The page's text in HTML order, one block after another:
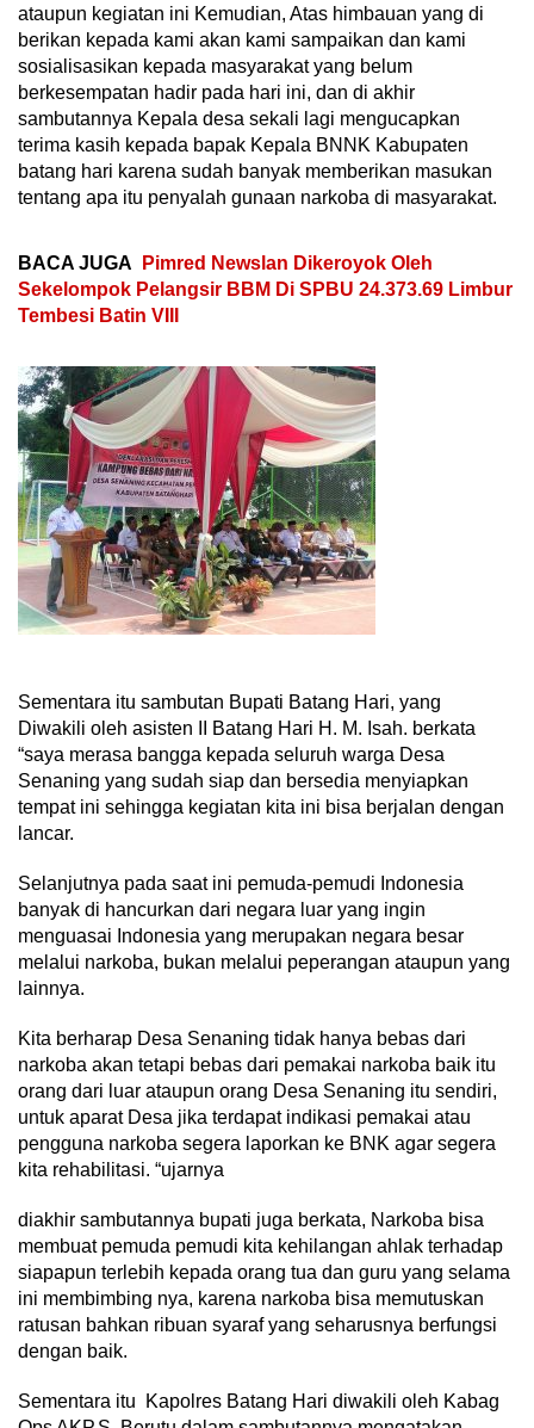
ataupun kegiatan ini Kemudian, Atas himbauan yang di
berikan kepada kami akan kami sampaikan dan kami
sosialisasikan kepada masyarakat yang belum
berkesempatan hadir pada hari ini, dan di akhir
sambutannya Kepala desa sekali lagi mengucapkan
terima kasih kepada bapak Kepala BNNK Kabupaten
batang hari karena sudah banyak memberikan masukan
tentang apa itu penyalah gunaan narkoba di masyarakat.
BACA JUGA
Pimred Newslan Dikeroyok Oleh
Sekelompok Pelangsir BBM Di SPBU 24.373.69 Limbur
Tembesi Batin VIII
Sementara itu sambutan Bupati Batang Hari, yang
Diwakili oleh asisten II Batang Hari H. M. Isah. berkata
“saya merasa bangga kepada seluruh warga Desa
Senaning yang sudah siap dan bersedia menyiapkan
tempat ini sehingga kegiatan kita ini bisa berjalan dengan
lancar.
Selanjutnya pada saat ini pemuda-pemudi Indonesia
banyak di hancurkan dari negara luar yang ingin
menguasai Indonesia yang merupakan negara besar
melalui narkoba, bukan melalui peperangan ataupun yang
lainnya.
Kita berharap Desa Senaning tidak hanya bebas dari
narkoba akan tetapi bebas dari pemakai narkoba baik itu
orang dari luar ataupun orang Desa Senaning itu sendiri,
untuk aparat Desa jika terdapat indikasi pemakai atau
pengguna narkoba segera laporkan ke BNK agar segera
kita rehabilitasi. “ujarnya
diakhir sambutannya bupati juga berkata, Narkoba bisa
membuat pemuda pemudi kita kehilangan ahlak terhadap
siapapun terlebih kepada orang tua dan guru yang selama
ini membimbing nya, karena narkoba bisa memutuskan
ratusan bahkan ribuan syaraf yang seharusnya berfungsi
dengan baik.
Sementara itu Kapolres Batang Hari diwakili oleh Kabag